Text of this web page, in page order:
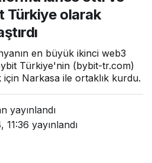
markalaştırdı
Türkiye olarak
en büyük ikinci web3
Türkiye'nin (bybit-tr.com)
Narkasa ile ortaklık kurdu.
yayınlandı
11:36 yayınlandı